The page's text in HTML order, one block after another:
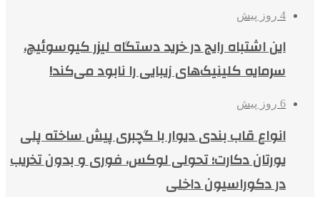
4 روز پیش
این اشتباه رایج در خرید دستگاه لیزر کیوسوئیچ،
سرمایه کلینیک‌های زیبایی را نابود می‌کند!
6 روز پیش
انواع قاب بندی دیوار با گچبری پیش ساخته پلی
یورتان دکارت؛ تحولی لوکس، فوری و بدون تخریب
در دکوراسیون داخلی